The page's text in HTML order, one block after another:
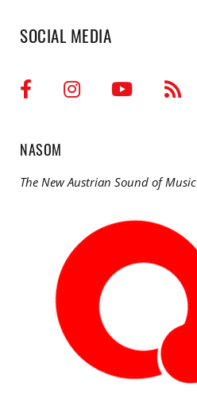
SOCIAL MEDIA
NASOM
The New Austrian Sound of Music